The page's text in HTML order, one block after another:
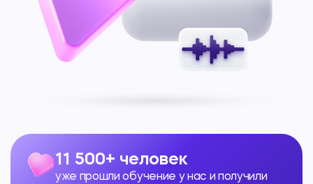
11 500+ человек
уже прошли обучение у нас и получили